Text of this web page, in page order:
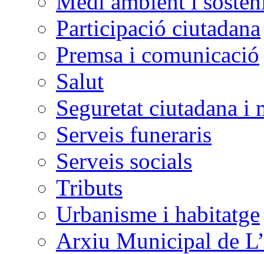
Participació ciutadana
Premsa i comunicació
Salut
Seguretat ciutadana i
Serveis funeraris
Serveis socials
Tributs
Urbanisme i habitatge
Arxiu Municipal de